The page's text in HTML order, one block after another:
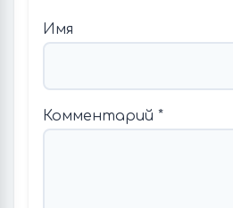
Имя
Комментарий *